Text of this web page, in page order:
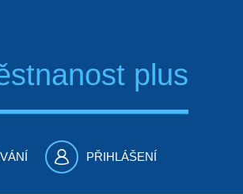
plus
PŘIHLÁŠENÍ